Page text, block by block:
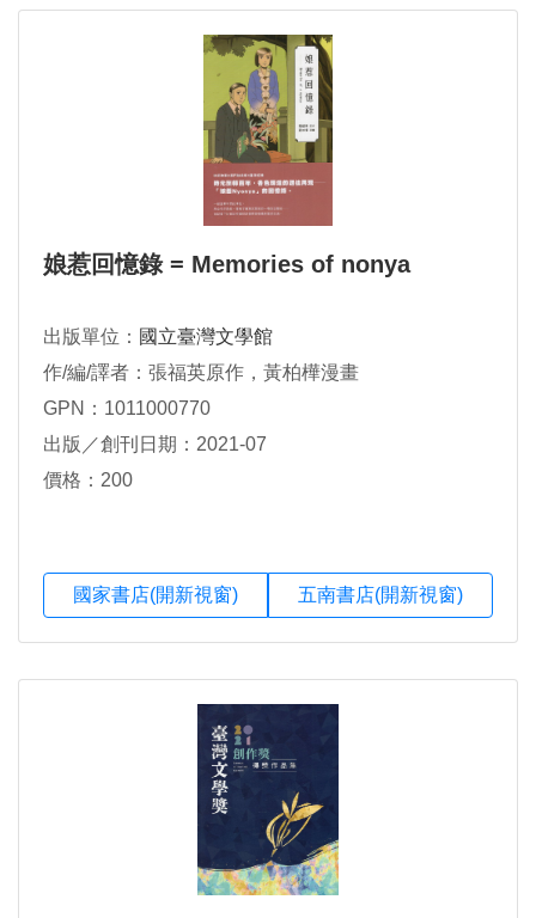
娘惹回憶錄 = Memories of nonya
出版單位： 國立臺灣文學館
作/編/譯者：張福英原作，黃柏樺漫畫
GPN：1011000770
出版／創刊日期：2021-07
價格：200
國家書店(開新視窗) 五南書店(開新視窗)